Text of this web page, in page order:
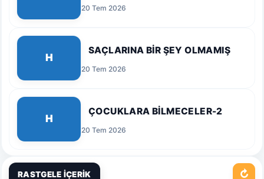
20 Tem 2026
H
SAÇLARINA BİR ŞEY OLMAMIŞ
20 Tem 2026
H
ÇOCUKLARA BİLMECELER-2
20 Tem 2026
RASTGELE İÇERİK ↻